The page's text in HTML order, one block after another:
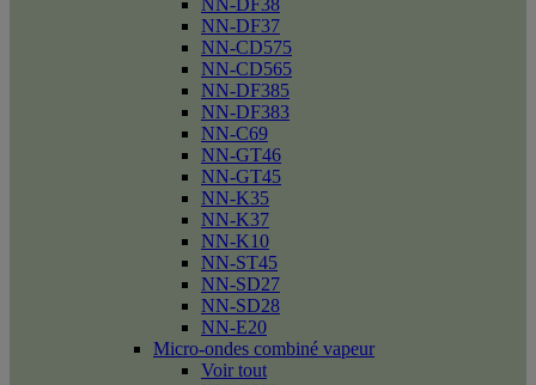
NN-DF38
NN-DF37
NN-CD575
NN-CD565
NN-DF385
NN-DF383
NN-C69
NN-GT46
NN-GT45
NN-K35
NN-K37
NN-K10
NN-ST45
NN-SD27
NN-SD28
NN-E20
Micro-ondes combiné vapeur
Voir tout